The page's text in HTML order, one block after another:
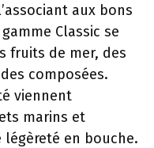
aux bons
Classic se
fruits de mer, des
composées.
viennent
marins et
en bouche.